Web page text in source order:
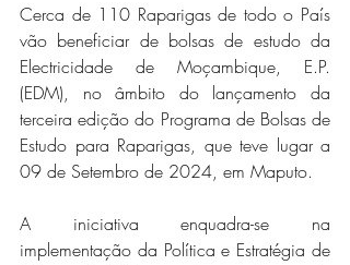
Cerca de 110 Raparigas de todo o País
vão beneficiar de bolsas de estudo da
Electricidade de Moçambique, E.P.
(EDM), no âmbito do lançamento da
terceira edição do Programa de Bolsas de
Estudo para Raparigas, que teve lugar a
09 de Setembro de 2024, em Maputo.
A iniciativa enquadra-se na
implementação da Política e Estratégia de